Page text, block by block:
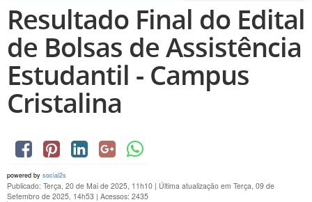
Resultado Final do Edital
de Bolsas de Assistência
Estudantil - Campus
Cristalina
powered by social2s
Publicado: Terça, 20 de Mai de 2025, 11h10 | Última atualização em Terça, 09 de
Setembro de 2025, 14h53 | Acessos: 2435